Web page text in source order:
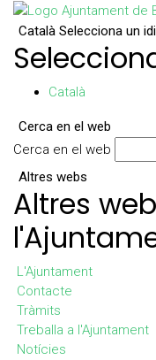
Català Selecciona un
Català
Cerca en el web
Cerca en el web
Altres webs
Altres
L'Ajuntament
Contacte
Tràmits
Treballa a l'Ajuntament
Notícies